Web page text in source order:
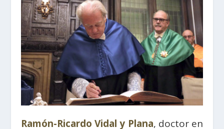
Ramón-Ricardo Vidal y Plana, doctor en